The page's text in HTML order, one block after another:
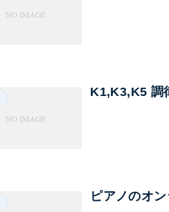
K1,K3,K5 調
ピアノのオ